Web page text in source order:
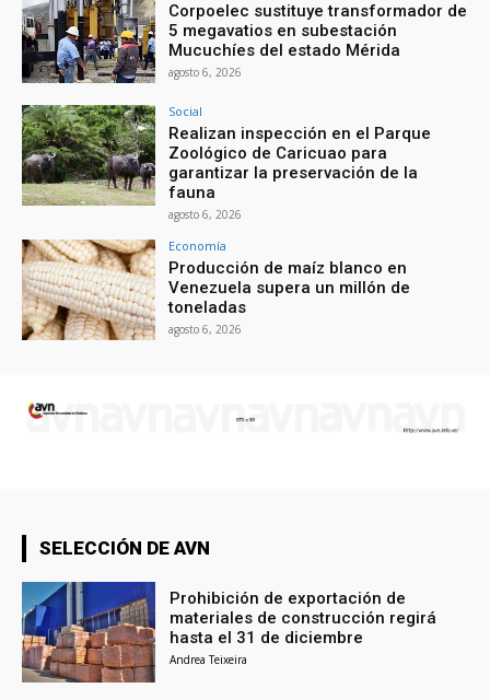
Corpoelec sustituye transformador de
5 megavatios en subestación
Mucuchíes del estado Mérida
agosto 6, 2026
Social
Realizan inspección en el Parque
Zoológico de Caricuao para
garantizar la preservación de la
fauna
agosto 6, 2026
Economía
Producción de maíz blanco en
Venezuela supera un millón de
toneladas
agosto 6, 2026
SELECCIÓN DE AVN
Prohibición de exportación de
materiales de construcción regirá
hasta el 31 de diciembre
Andrea Teixeira